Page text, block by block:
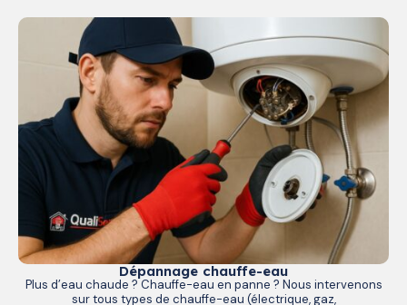
Dépannage chauffe-eau
Plus d’eau chaude ? Chauffe-eau en panne ? Nous intervenons
sur tous types de chauffe-eau (électrique, gaz,